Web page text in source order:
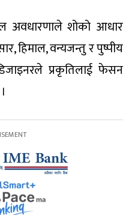
मूल अवधारणाले शोको आधार
हिमाल, वन्यजन्तु र पुष्पीय
प्रकृतिलाई फेसन